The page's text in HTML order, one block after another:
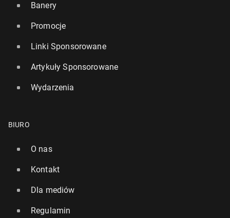
Banery
Promocje
Linki Sponsorowane
Artykuły Sponsorowane
Wydarzenia
BIURO
O nas
Kontakt
Dla mediów
Regulamin